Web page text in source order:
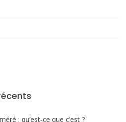
: qu’est-ce que c’est ?